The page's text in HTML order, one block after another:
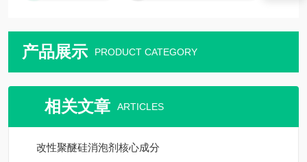
产品展示 PRODUCT CATEGORY
相关文章 ARTICLES
改性聚醚硅消泡剂核心成分